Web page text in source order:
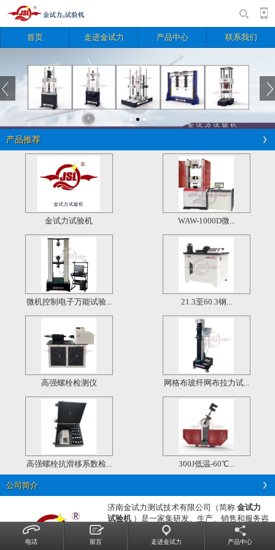
首页 走进金试力 产品中心 联系我们
产品推荐
金试力试验机 WAW-1000D微...
微机控制电子万能试验... 21.3至60.3钢...
高强螺栓检测仪 网格布玻纤网布拉力试...
高强螺栓抗滑移系数检... 300J低温-60℃...
公司简介
济南金试力测试技术有限公司（简称 金试力
试验机）是一家集研发、生产、销售和服务咨
询为一体的技术生产型企业。
电子万能试验机，
液压万能试验机，
电话 留言 走进金试力 产品中心